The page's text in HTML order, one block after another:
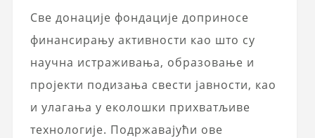
Све донације фондације доприносе
финансирању активности као што су
научна истраживања, образовање и
пројекти подизања свести јавности, као
и улагања у еколошки прихватљиве
технологије. Подржавајући ове